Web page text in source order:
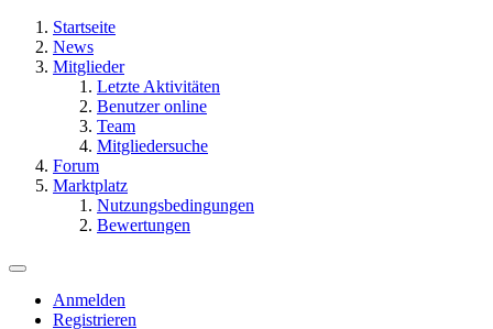
Startseite
News
Mitglieder
Letzte Aktivitäten
Benutzer online
Team
Mitgliedersuche
Forum
Marktplatz
Nutzungsbedingungen
Bewertungen
Anmelden
Registrieren